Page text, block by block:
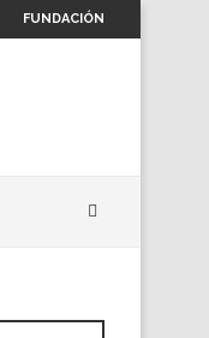
FUNDACIÓN